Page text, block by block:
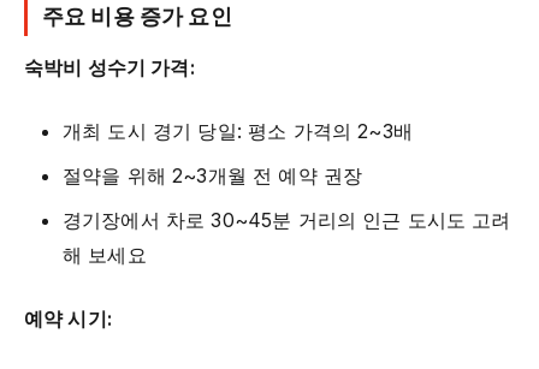
주요 비용 증가 요인
숙박비 성수기 가격:
개최 도시 경기 당일: 평소 가격의 2~3배
절약을 위해 2~3개월 전 예약 권장
경기장에서 차로 30~45분 거리의 인근 도시도 고려
해 보세요
예약 시기: